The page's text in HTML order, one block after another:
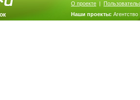
О проекте |
Наши проекты: